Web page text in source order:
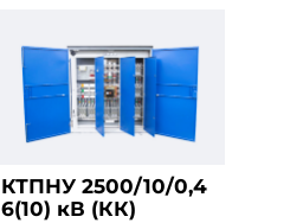
КТПНУ 2500/10/0,4
6(10) кВ (КК)